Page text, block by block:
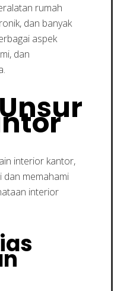
rumah
dan banyak
aspek
dan
interior kantor,
dan memahami
interior